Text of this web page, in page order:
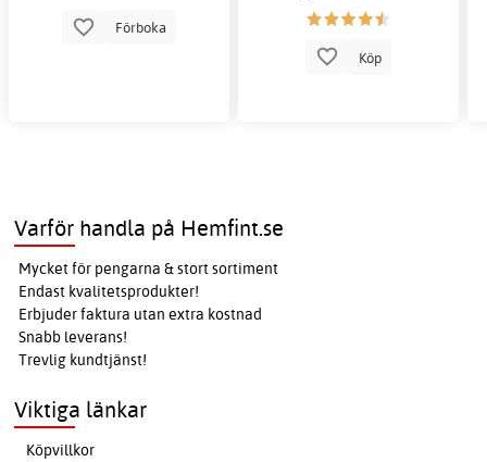
Förboka
Köp
Varför handla på Hemfint.se
Mycket för pengarna & stort sortiment
Endast kvalitetsprodukter!
Erbjuder faktura utan extra kostnad
Snabb leverans!
Trevlig kundtjänst!
Viktiga länkar
Köpvillkor